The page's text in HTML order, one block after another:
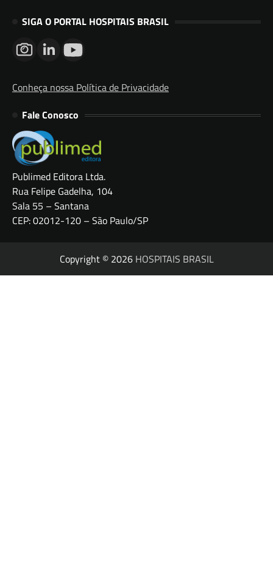
SIGA O PORTAL HOSPITAIS BRASIL
Conheça nossa Política de Privacidade
Fale Conosco
Publimed Editora Ltda.
Rua Felipe Gadelha, 104
Sala 55 – Santana
CEP: 02012-120 – São Paulo/SP
Copyright © 2026 HOSPITAIS BRASIL